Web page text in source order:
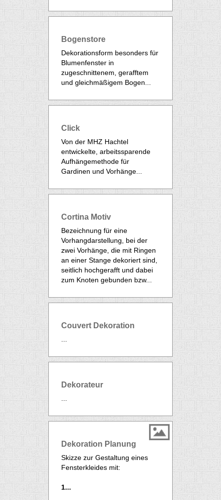
Bogenstore
Dekorationsform besonders für
Blumenfenster in
zugeschnittenem, gerafftem
und gleichmäßigem Bogen...
Click
Von der MHZ Hachtel
entwickelte, arbeitssparende
Aufhängemethode für
Gardinen und Vorhänge...
Cortina Motiv
Bezeichnung für eine
Vorhangdarstellung, bei der
zwei Vorhänge, die mit Ringen
an einer Stange dekoriert sind,
seitlich hochgerafft und dabei
zum Knoten gebunden bzw...
Couvert Dekoration
Dekorateur
Dekoration Planung
Skizze zur Gestaltung eines
Fensterkleides mit:
1...